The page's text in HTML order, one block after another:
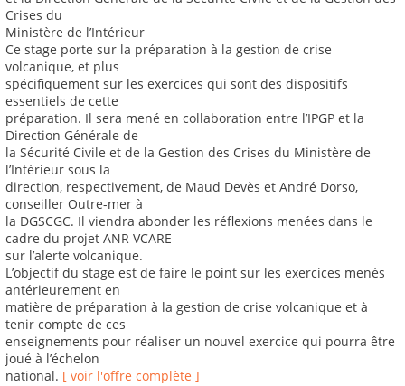
Crises du
Ministère de l’Intérieur
Ce stage porte sur la préparation à la gestion de crise
volcanique, et plus
spécifiquement sur les exercices qui sont des dispositifs
essentiels de cette
préparation. Il sera mené en collaboration entre l’IPGP et la
Direction Générale de
la Sécurité Civile et de la Gestion des Crises du Ministère de
l’Intérieur sous la
direction, respectivement, de Maud Devès et André Dorso,
conseiller Outre-mer à
la DGSCGC. Il viendra abonder les réflexions menées dans le
cadre du projet ANR VCARE
sur l’alerte volcanique.
L’objectif du stage est de faire le point sur les exercices menés
antérieurement en
matière de préparation à la gestion de crise volcanique et à
tenir compte de ces
enseignements pour réaliser un nouvel exercice qui pourra être
joué à l’échelon
national. [ voir l'offre complète ]